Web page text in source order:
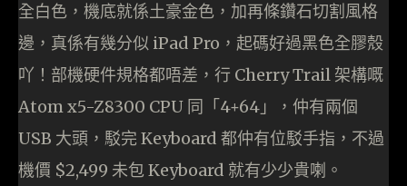
全白色，機底就係土豪金色，加再條鑽石切割風格
邊，真係有幾分似 iPad Pro，起碼好過黑色全膠殼
吖！部機硬件規格都唔差，行 Cherry Trail 架構嘅
Atom x5-Z8300 CPU 同「4+64」，仲有兩個
USB 大頭，駁完 Keyboard 都仲有位駁手指，不過
機價 $2,499 未包 Keyboard 就有少少貴喇。